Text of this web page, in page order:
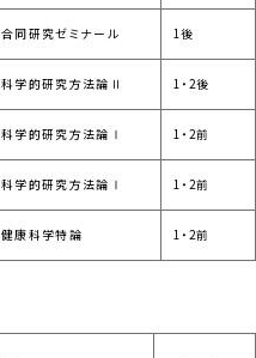
合同研究ゼミナール 1後
科学的研究方法論Ⅱ 1・2後
科学的研究方法論Ⅰ 1・2前
科学的研究方法論Ⅰ 1・2前
健康科学特論 1・2前